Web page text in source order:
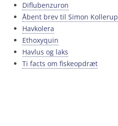
Diflubenzuron
Åbent brev til Simon Kollerup
Havkolera
Ethoxyquin
Havlus og laks
Ti facts om fiskeopdræt